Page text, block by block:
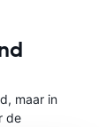
maar in
de